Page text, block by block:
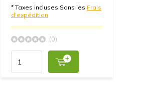
* Taxes incluses Sans les Frais
d'expédition
(0)